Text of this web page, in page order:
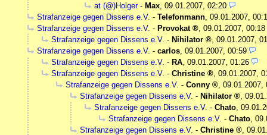
at (@)Holger- Max, 09.01.2007, 02:20
Strafanzeige gegen Dissens e.V. - Telefonmann, 09.01.2007,
Strafanzeige gegen Dissens e.V. - Provokat , 09.01.2007, 00:18
Strafanzeige gegen Dissens e.V. - Nihilator , 09.01.2007,
Strafanzeige gegen Dissens e.V. - carlos, 09.01.2007, 00:59
Strafanzeige gegen Dissens e.V. - RA, 09.01.2007, 01:26
Strafanzeige gegen Dissens e.V. - Christine , 09.01.2007,
Strafanzeige gegen Dissens e.V. - Conny , 09.01.2007,
Strafanzeige gegen Dissens e.V. - Nihilator ,
Strafanzeige gegen Dissens e.V. - Chato,
Strafanzeige gegen Dissens e.V. - Chato,
Strafanzeige gegen Dissens e.V. - Christine ,